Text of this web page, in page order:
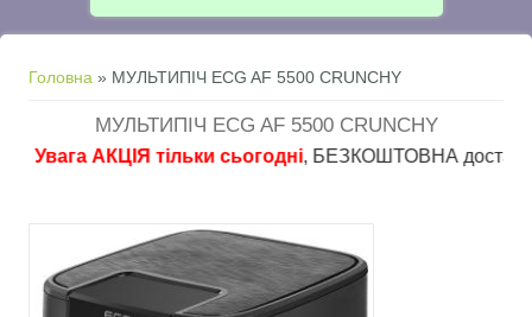
Ви є тут
Головна » МУЛЬТИПІЧ ECG AF 5500 CRUNCHY
МУЛЬТИПІЧ ECG AF 5500 CRUNCHY
АКЦІЯ тільки сьогодні, БЕЗКОШТОВНА доставка в